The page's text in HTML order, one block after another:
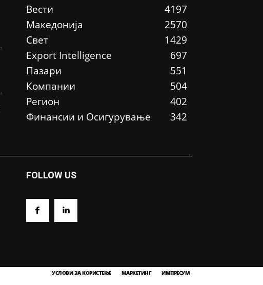
Вести
4197
Македонија
2570
Свет
1429
Еxport Intelligence
697
Пазари
551
Компании
504
Регион
402
Финансии и Осигурување
342
FOLLOW US
УСЛОВИ ЗА КОРИСТЕЊЕ МАРКЕТИНГ ИМПРЕСУМ